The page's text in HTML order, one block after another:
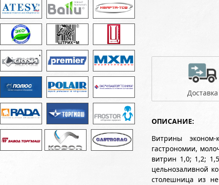
Доставка
ОПИСАНИЕ:
Витрины
гастрономии,
витрин 1,0; 1,2;
цельнозаливной
столешница из